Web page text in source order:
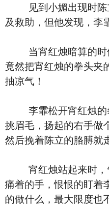
见到小媚出现时陈
及救助，但他发现，李
当宵红烛暗算的时
竟然把宵红烛的拳头夹
抽凉气！
李霏松开宵红烛的
挑眉毛，扬起的右手做
然后挽着陈立的胳膊就
宵红烛站起来时，
痛着的手，恨恨的盯着
的做什么，最大限度也